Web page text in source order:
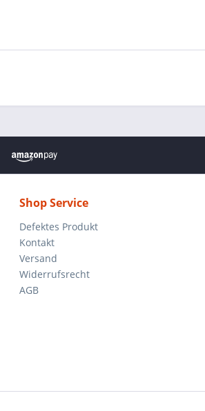
Shop Service
Defektes Produkt
Kontakt
Versand
Widerrufsrecht
AGB